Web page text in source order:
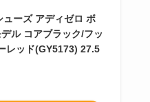
ーズ アディゼロ ボ
ル コアブラック/フッ
レッド(GY5173) 27.5